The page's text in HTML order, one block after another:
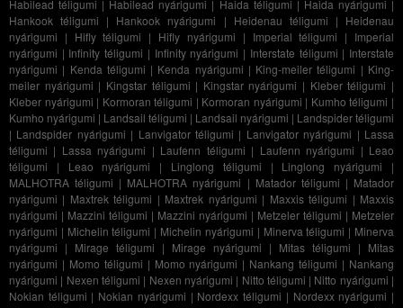
Habilead téligumi | Habilead nyárigumi | Haida téligumi | Haida nyárigumi |
Hankook téligumi | Hankook nyárigumi | Heidenau téligumi | Heidenau
nyárigumi | Hifly téligumi | Hifly nyárigumi | Imperial téligumi | Imperial
nyárigumi | Infinity téligumi | Infinity nyárigumi | Interstate téligumi | Interstate
nyárigumi | Kenda téligumi | Kenda nyárigumi | King-meiler téligumi | King-
meiler nyárigumi | Kingstar téligumi | Kingstar nyárigumi | Kleber téligumi |
Kleber nyárigumi | Kormoran téligumi | Kormoran nyárigumi | Kumho téligumi |
Kumho nyárigumi | Landsail téligumi | Landsail nyárigumi | Landspider téligumi
| Landspider nyárigumi | Lanvigator téligumi | Lanvigator nyárigumi | Lassa
téligumi | Lassa nyárigumi | Laufenn téligumi | Laufenn nyárigumi | Leao
téligumi | Leao nyárigumi | Linglong téligumi | Linglong nyárigumi |
MALHOTRA téligumi | MALHOTRA nyárigumi | Matador téligumi | Matador
nyárigumi | Maxtrek téligumi | Maxtrek nyárigumi | Maxxis téligumi | Maxxis
nyárigumi | Mazzini téligumi | Mazzini nyárigumi | Metzeler téligumi | Metzeler
nyárigumi | Michelin téligumi | Michelin nyárigumi | Minerva téligumi | Minerva
nyárigumi | Mirage téligumi | Mirage nyárigumi | Mitas téligumi | Mitas
nyárigumi | Momo téligumi | Momo nyárigumi | Nankang téligumi | Nankang
nyárigumi | Nexen téligumi | Nexen nyárigumi | Nitto téligumi | Nitto nyárigumi |
Nokian téligumi | Nokian nyárigumi | Nordexx téligumi | Nordexx nyárigumi |